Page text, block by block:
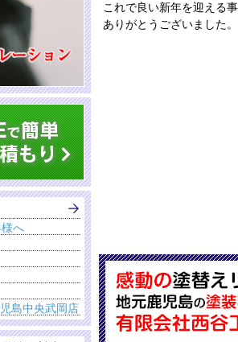
へ
島中央武岡店
これで良い新年を迎える
ありがとうございました。